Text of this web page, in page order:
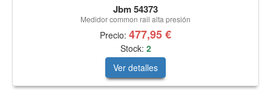
Jbm 54373
Medidor common rail alta presión
Precio: 477,95 €
Stock: 2
Ver detalles